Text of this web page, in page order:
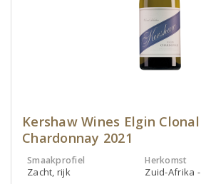
Kershaw Wines Elgin
Chardonnay 2021
Smaakprofiel
Zacht, rijk
Herkomst
Zuid-Afrika -